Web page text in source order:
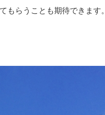
もらうことも期待できます。